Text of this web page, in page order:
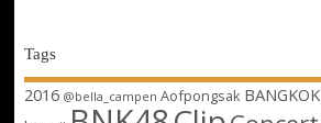
Tags
2016 @bella_campen Aofpongsak BANGKOK